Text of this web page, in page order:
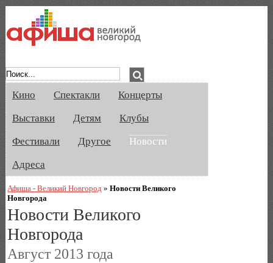
Кино Спектакли
Концерты
Выставки
Детям
Клубы
Фестивали
Другое
Новости
Адреса
Афиша - Великий Новгород »Новости Великого
Новгорода
Новости Великого
Новгорода
Август 2013 года